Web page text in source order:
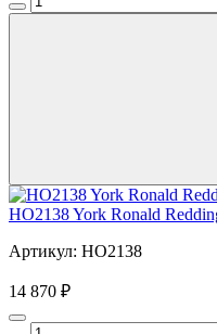
HO2138 York Ronald
Артикул: HO2138
14 870 ₽